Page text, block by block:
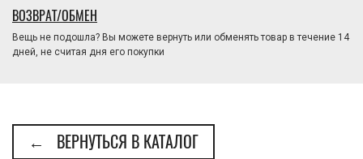
ВОЗВРАТ/ОБМЕН
Вещь не подошла? Вы можете вернуть или обменять товар в течение 14
дней, не считая дня его покупки
← ВЕРНУТЬСЯ В КАТАЛОГ